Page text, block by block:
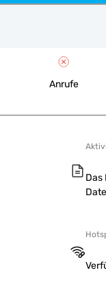
Anrufe
Das